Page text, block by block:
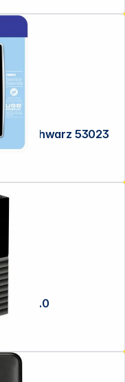
Verbatim Store n Go 2,5" 1TB USB 3.0 schwarz 53023